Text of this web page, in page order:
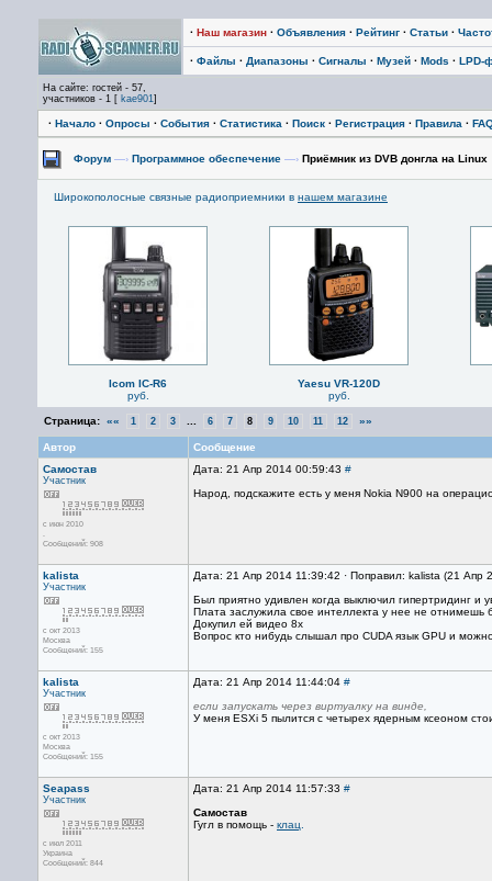
· Наш магазин · Объявления · Рейтинг · Статьи ·
· Файлы · Диапазоны · Сигналы · Музей · Mods · LPD-
На сайте: гостей - 57,
участников - 1 [ kae901]
· Начало · Опросы · События · Статистика · Поиск · Регистрация · Правила ·
Форум —› Программное обеспечение —› Приёмник из DVB донгла на Linux
Широкополосные связные радиоприемники в нашем магазине
Icom IC-R6
руб.
Yaesu VR-120D
руб.
Страница: «« 1 2 3 6 7 8 9 10 11 12 »»
Автор
Сообщение
Самостав
Участник
с июн 2010
.
Сообщений: 908
Дата: 21 Апр 2014 00:59:43 #
Народ, подскажите есть у меня Nokia N900 на
kalista
Участник
с окт 2013
Москва
Сообщений: 155
Дата: 21 Апр 2014 11:39:42 · Поправил: kalista (21 Апр
Был приятно удивлен когда выключил гипертридинг и
Плата заслужила свое интеллекта у нее не отнимешь
Докупил ей видео 8х
Вопрос кто нибудь слышал про CUDA язык GPU и
kalista
Участник
с окт 2013
Москва
Сообщений: 155
Дата: 21 Апр 2014 11:44:04 #
если запускать через виртуалку на винде,
У меня ESXi 5 пылится с четырех ядерным ксеоном
Seapass
Участник
с июл 2011
Украина
Сообщений: 844
Дата: 21 Апр 2014 11:57:33 #
Самостав
Гугл в помощь - клац